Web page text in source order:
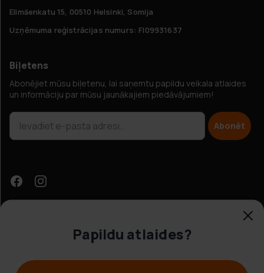
Elimäenkatu 15, 00510 Helsinki, Somija
Uzņēmuma reģistrācijas numurs: FI09931637
Biļetens
Abonējiet mūsu biļetenu, lai saņemtu papildu veikala atlaides
un informāciju par mūsu jaunākajiem piedāvājumiem!
Abonēt
Papildu atlaides?